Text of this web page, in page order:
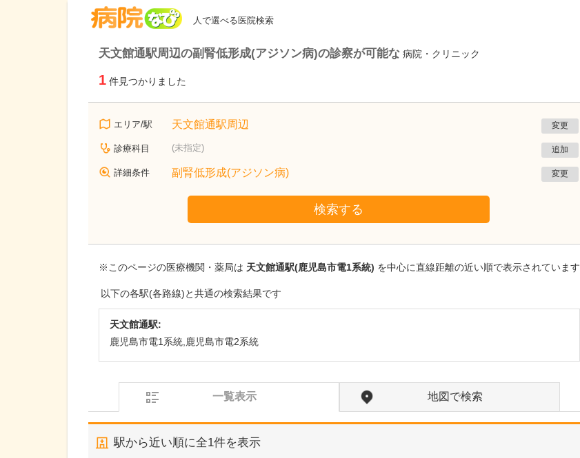
人で選べる医院検索
天文館通駅周辺の副腎低形成(アジソン病)の診察が可能な 病院・クリニック
1 件見つかりました
エリア/駅 天文館通駅周辺 変更
診療科目 (未指定) 追加
詳細条件 副腎低形成(アジソン病) 変更
検索する
※このページの医療機関・薬局は 天文館通駅(鹿児島市電1系統) を中心に直線距離の近い順で表示されています
以下の各駅(各路線)と共通の検索結果です
天文館通駅:
鹿児島市電1系統,鹿児島市電2系統
一覧表示 地図で検索
駅から近い順に全1件を表示
鹿児島県鹿児島市
あいろ歯科医院
っていたのですが、その
先生の治療を受けたこと
で認識が変わりました。
子どもにとって歯科医院